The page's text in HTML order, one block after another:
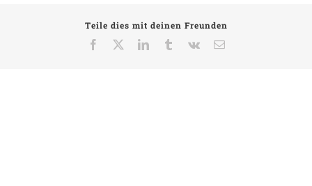
Teile dies mit deinen Freunden
Facebook
LinkedInTumblrVk
E-